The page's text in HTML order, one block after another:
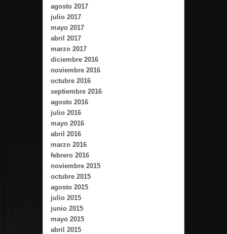
agosto 2017
julio 2017
mayo 2017
abril 2017
marzo 2017
diciembre 2016
noviembre 2016
octubre 2016
septiembre 2016
agosto 2016
julio 2016
mayo 2016
abril 2016
marzo 2016
febrero 2016
noviembre 2015
octubre 2015
agosto 2015
julio 2015
junio 2015
mayo 2015
abril 2015